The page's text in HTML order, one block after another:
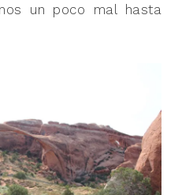
un poco mal hasta